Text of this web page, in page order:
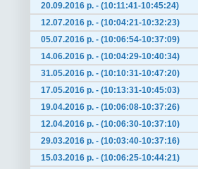
20.09.2016 р. - (10:11:41-10:45:24)
12.07.2016 р. - (10:04:21-10:32:23)
05.07.2016 р. - (10:06:54-10:37:09)
14.06.2016 р. - (10:04:29-10:40:34)
31.05.2016 р. - (10:10:31-10:47:20)
17.05.2016 р. - (10:13:31-10:45:03)
19.04.2016 р. - (10:06:08-10:37:26)
12.04.2016 р. - (10:06:30-10:37:10)
29.03.2016 р. - (10:03:40-10:37:16)
15.03.2016 р. - (10:06:25-10:44:21)